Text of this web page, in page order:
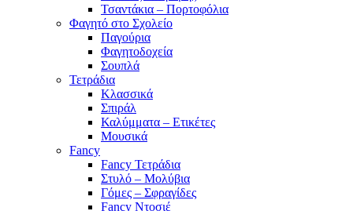
Τσαντάκια – Πορτοφόλια
Φαγητό στο Σχολείο
Παγούρια
Φαγητοδοχεία
Σουπλά
Τετράδια
Κλασσικά
Σπιράλ
Καλύμματα – Ετικέτες
Μουσικά
Fancy
Fancy Τετράδια
Στυλό – Μολύβια
Γόμες – Σφραγίδες
Fancy Ντοσιέ